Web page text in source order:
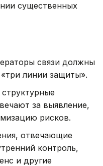
существенных
связи должны
линии защиты».
за выявление,
рисков.
отвечающие
контроль,
и другие